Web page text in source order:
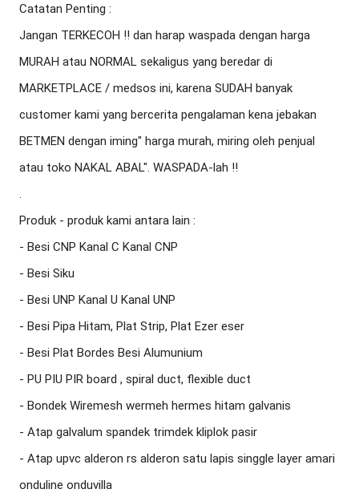
Catatan Penting :
Jangan TERKECOH !! dan harap waspada dengan harga
MURAH atau NORMAL sekaligus yang beredar di
MARKETPLACE / medsos ini, karena SUDAH banyak
customer kami yang bercerita pengalaman kena jebakan
BETMEN dengan iming" harga murah, miring oleh penjual
atau toko NAKAL ABAL". WASPADA-lah !!
.
Produk - produk kami antara lain :
- Besi CNP Kanal C Kanal CNP
- Besi Siku
- Besi UNP Kanal U Kanal UNP
- Besi Pipa Hitam, Plat Strip, Plat Ezer eser
- Besi Plat Bordes Besi Alumunium
- PU PIU PIR board , spiral duct, flexible duct
- Bondek Wiremesh wermeh hermes hitam galvanis
- Atap galvalum spandek trimdek kliplok pasir
- Atap upvc alderon rs alderon satu lapis singgle layer amari
onduline onduvilla